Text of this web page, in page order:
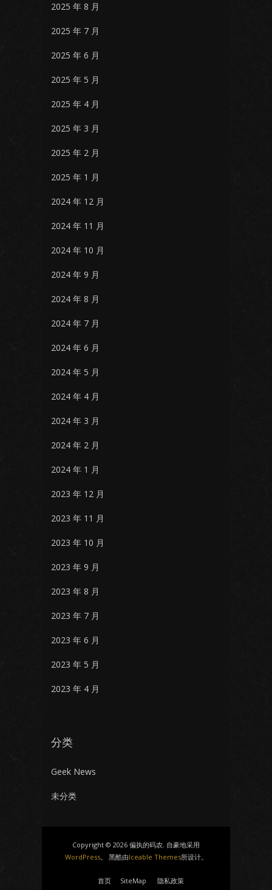
2025 年 8 月
2025 年 7 月
2025 年 6 月
2025 年 5 月
2025 年 4 月
2025 年 3 月
2025 年 2 月
2025 年 1 月
2024 年 12 月
2024 年 11 月
2024 年 10 月
2024 年 9 月
2024 年 8 月
2024 年 7 月
2024 年 6 月
2024 年 5 月
2024 年 4 月
2024 年 3 月
2024 年 2 月
2024 年 1 月
2023 年 12 月
2023 年 11 月
2023 年 10 月
2023 年 9 月
2023 年 8 月
2023 年 7 月
2023 年 6 月
2023 年 5 月
2023 年 4 月
分类
Geek News
未分类
Copyright © 2026 偏执的码农. 自豪地采用
WordPress。 黑酷由Iceable Themes所设计。
首页 SiteMap 隐私政策